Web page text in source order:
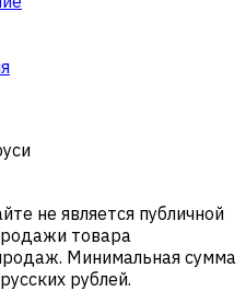
не является публичной
товара
Минимальная сумма
рублей.